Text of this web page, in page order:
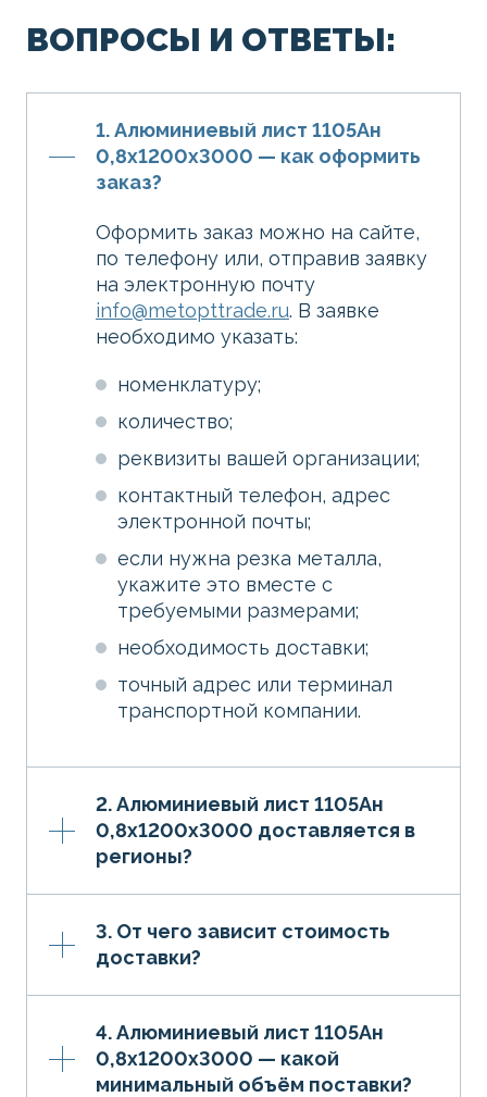
ВОПРОСЫ И ОТВЕТЫ:
1. Алюминиевый лист 1105Ан
0,8х1200х3000 — как оформить
заказ?
Оформить заказ можно на сайте,
по телефону или, отправив заявку
на электронную почту
info@metopttrade.ru. В заявке
необходимо указать:
номенклатуру;
количество;
реквизиты вашей организации;
контактный телефон, адрес
электронной почты;
если нужна резка металла,
укажите это вместе с
требуемыми размерами;
необходимость доставки;
точный адрес или терминал
транспортной компании.
2. Алюминиевый лист 1105Ан
0,8х1200х3000 доставляется в
регионы?
3. От чего зависит стоимость
доставки?
4. Алюминиевый лист 1105Ан
0,8х1200х3000 — какой
минимальный объём поставки?